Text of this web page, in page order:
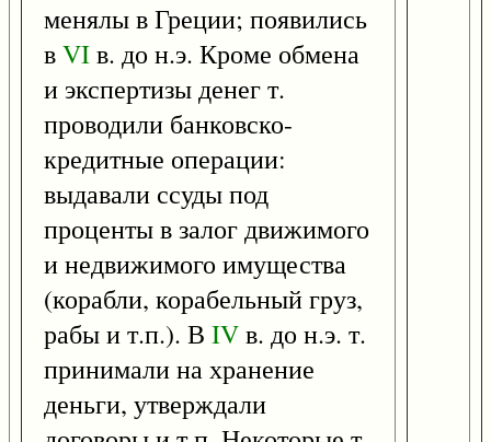
менялы в Греции; появились
вVIв. до н.э. Кроме обмена
и экспертизы денег т.
проводили банковско-
кредитные операции:
выдавали ссуды под
проценты в залог движимого
и недвижимого имущества
(корабли, корабельный груз,
рабы и т.п.). В IVв. до н.э. т.
принимали на хранение
деньги, утверждали